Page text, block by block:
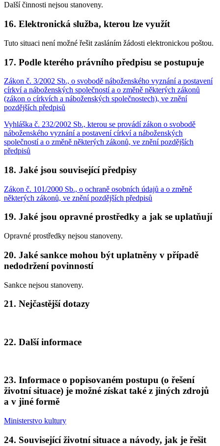
Další činnosti nejsou stanoveny.
16. Elektronická služba, kterou lze využít
Tuto situaci není možné řešit zasláním žádosti elektronickou poštou.
17. Podle kterého právního předpisu se postupuje
Zákon č. 3/2002 Sb., o svobodě náboženského vyznání a postavení
církví a náboženských společností a o změně některých zákonů
(zákon o církvích a náboženských společnostech), ve znění
pozdějších předpisů
Vyhláška č. 232/2002 Sb., kterou se provádí zákon o svobodě
náboženského vyznání a postavení církví a náboženských
společností a o změně některých zákonů, ve znění pozdějších
předpisů
18. Jaké jsou související předpisy
Zákon č. 101/2000 Sb., o ochraně osobních údajů a o změně
některých zákonů, ve znění pozdějších předpisů
19. Jaké jsou opravné prostředky a jak se uplatňují
Opravné prostředky nejsou stanoveny.
20. Jaké sankce mohou být uplatněny v případě
nedodržení povinností
Sankce nejsou stanoveny.
21. Nejčastější dotazy
22. Další informace
23. Informace o popisovaném postupu (o řešení
životní situace) je možné získat také z jiných zdrojů
a v jiné formě
Ministerstvo kultury
24. Související životní situace a návody, jak je řešit